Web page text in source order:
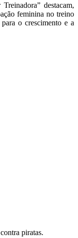
destacam,
feminina no treino
o crescimento e a
piratas.